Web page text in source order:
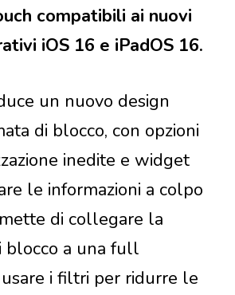
compatibili ai nuovi
iOS 16 e iPadOS 16.
un nuovo design
di blocco, con opzioni
inedite e widget
le informazioni a colpo
di collegare la
blocco a una full
i filtri per ridurre le